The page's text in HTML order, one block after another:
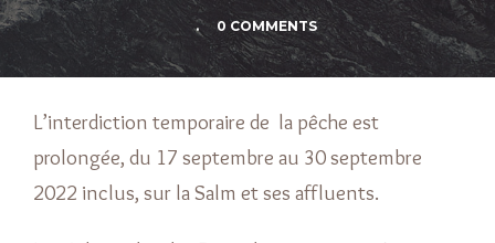
. 0 COMMENTS
L’interdiction temporaire de la pêche est
prolongée, du 17 septembre au 30 septembre
2022 inclus, sur la Salm et ses affluents.